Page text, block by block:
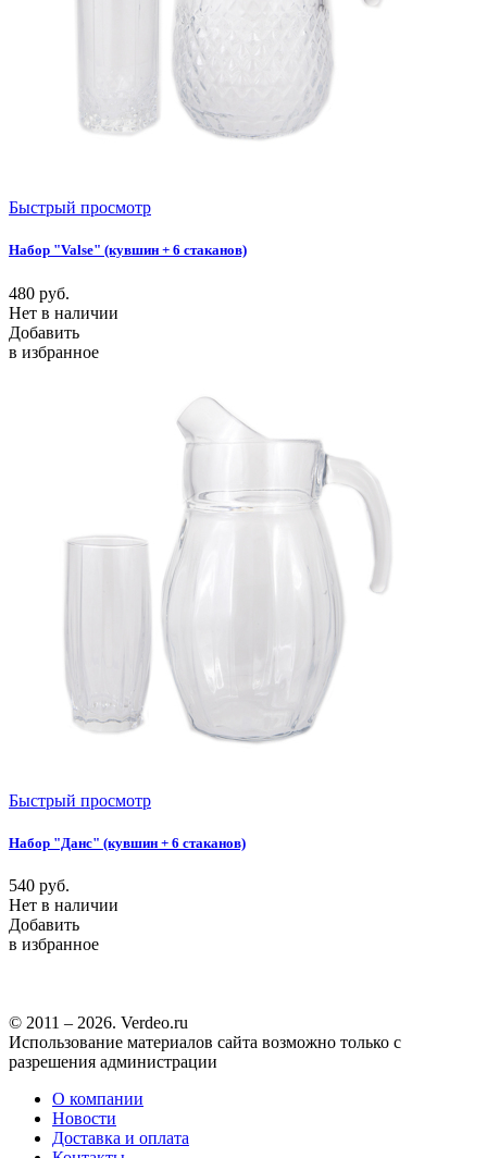
Быстрый просмотр
Набор "Valse" (кувшин + 6 стаканов)
480 руб.
Нет в наличии
Добавить
в избранное
Быстрый просмотр
Набор "Данс" (кувшин + 6 стаканов)
540 руб.
Нет в наличии
Добавить
в избранное
© 2011 – 2026. Verdeo.ru
Использование материалов сайта возможно только с
разрешения администрации
О компании
Новости
Доставка и оплата